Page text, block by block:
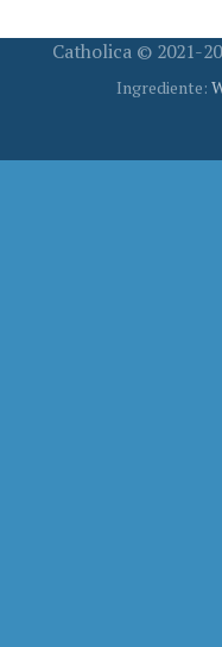
Catholica © 2021-
Ingrediente: